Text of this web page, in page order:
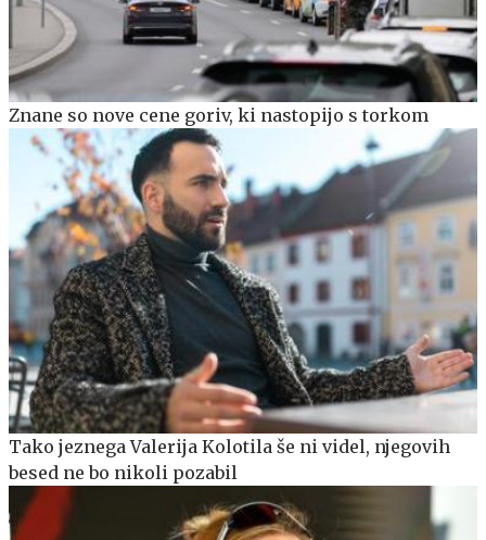
Znane so nove cene goriv, ki nastopijo s torkom
Tako jeznega Valerija Kolotila še ni videl, njegovih
besed ne bo nikoli pozabil